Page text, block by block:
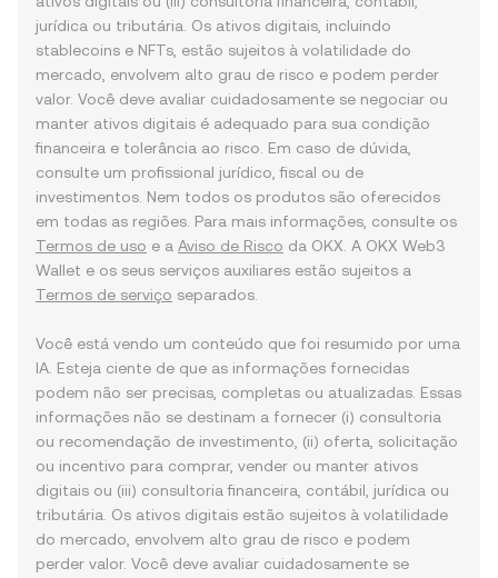
jurídica ou tributária. Os ativos digitais, incluindo
stablecoins e NFTs, estão sujeitos à volatilidade do
mercado, envolvem alto grau de risco e podem perder
valor. Você deve avaliar cuidadosamente se negociar ou
manter ativos digitais é adequado para sua condição
financeira e tolerância ao risco. Em caso de dúvida,
consulte um profissional jurídico, fiscal ou de
investimentos. Nem todos os produtos são oferecidos
em todas as regiões. Para mais informações, consulte os
Termos de uso e a Aviso de Risco da OKX. A OKX Web3
Wallet e os seus serviços auxiliares estão sujeitos a
Termos de serviço separados.
Você está vendo um conteúdo que foi resumido por uma
IA. Esteja ciente de que as informações fornecidas
podem não ser precisas, completas ou atualizadas. Essas
informações não se destinam a fornecer (i) consultoria
ou recomendação de investimento, (ii) oferta, solicitação
ou incentivo para comprar, vender ou manter ativos
digitais ou (iii) consultoria financeira, contábil, jurídica ou
tributária. Os ativos digitais estão sujeitos à volatilidade
do mercado, envolvem alto grau de risco e podem
perder valor. Você deve avaliar cuidadosamente se